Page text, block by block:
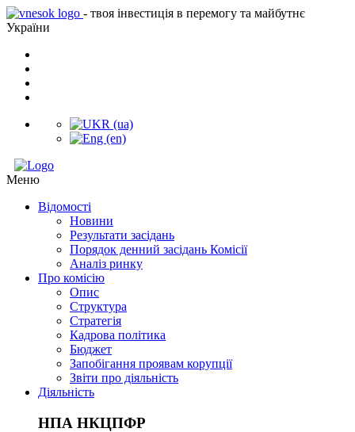
- твоя інвестиція в перемогу та майбутнє
України
Меню
Відомості
Новини
Результати засідань
Порядок денний засідань Комісії
Аналіз ринку
Про комісію
Опис
Структура
Стратегія
Кадрова політика
Бюджет
Запобігання проявам корупції
Звіти про діяльність
Діяльність
НПА НКЦПФР